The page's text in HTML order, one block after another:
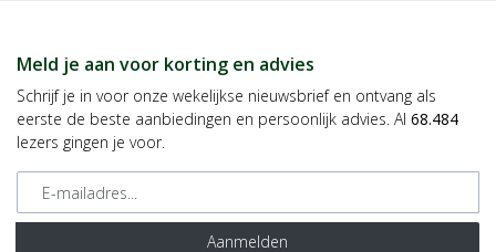
Meld je aan voor korting en advies
Schrijf je in voor onze wekelijkse nieuwsbrief en ontvang als
eerste de beste aanbiedingen en persoonlijk advies. Al 68.484
lezers gingen je voor.
E-mailadres
Aanmelden